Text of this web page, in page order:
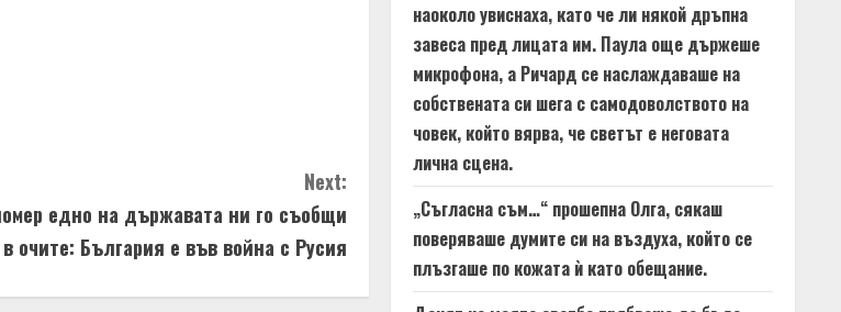
Next:
едно на държавата ни го съобщи
в очите: България е във война с Русия
наоколо увиснаха, като че ли някой дръпна
завеса пред лицата им. Паула още държеше
микрофона, а Ричард се наслаждаваше на
собствената си шега с самодоволството на
човек, който вярва, че светът е неговата
лична сцена.
„Съгласна съм…“ прошепна Олга, сякаш
поверяваше думите си на въздуха, който се
плъзгаше по кожата ѝ като обещание.